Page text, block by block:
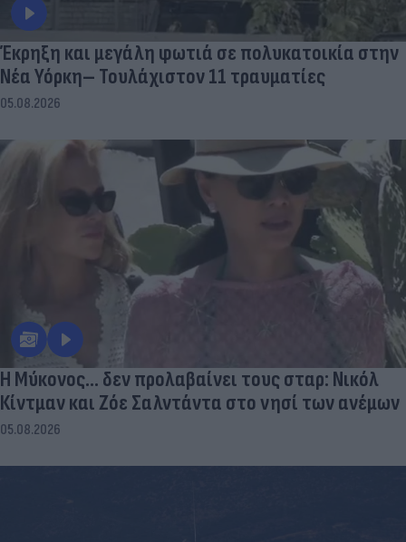
Έκρηξη και μεγάλη φωτιά σε πολυκατοικία στην
Νέα Υόρκη– Τουλάχιστον 11 τραυματίες
05.08.2026
Η Μύκονος... δεν προλαβαίνει τους σταρ: Νικόλ
Κίντμαν και Ζόε Σαλντάντα στο νησί των ανέμων
05.08.2026